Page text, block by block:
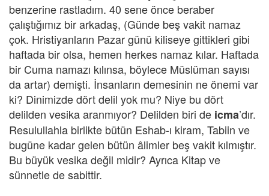
benzerine rastladım. 40 sene önce beraber
çalıştığımız bir arkadaş, (Günde beş vakit namaz
çok. Hristiyanların Pazar günü kiliseye gittikleri gibi
haftada bir olsa, hemen herkes namaz kılar. Haftada
bir Cuma namazı kılınsa, böylece Müslüman sayısı
da artar) demişti. İnsanların demesinin ne önemi var
ki? Dinimizde dört delil yok mu? Niye bu dört
delilden vesika aranmıyor? Delilden biri de icma’dır.
Resulullahla birlikte bütün Eshab-ı kiram, Tabiin ve
bugüne kadar gelen bütün âlimler beş vakit kılmıştır.
Bu büyük vesika değil midir? Ayrıca Kitap ve
sünnetle de sabittir.